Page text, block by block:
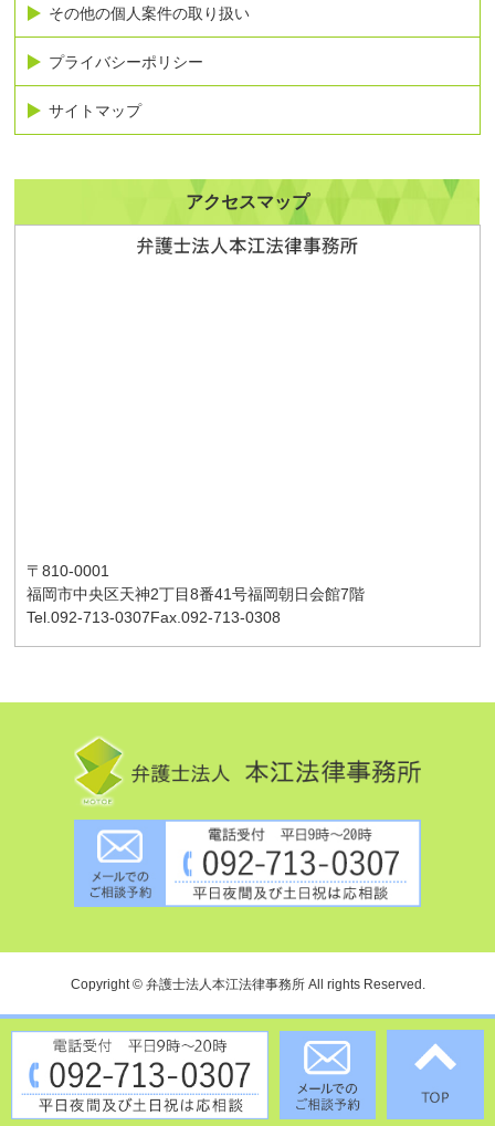
その他の個人案件の取り扱い
プライバシーポリシー
サイトマップ
アクセスマップ
〒810-0001
福岡市中央区天神2丁目8番41号福岡朝日会館7階
Tel.092-713-0307Fax.092-713-0308
Copyright © 弁護士法人本江法律事務所 All rights Reserved.